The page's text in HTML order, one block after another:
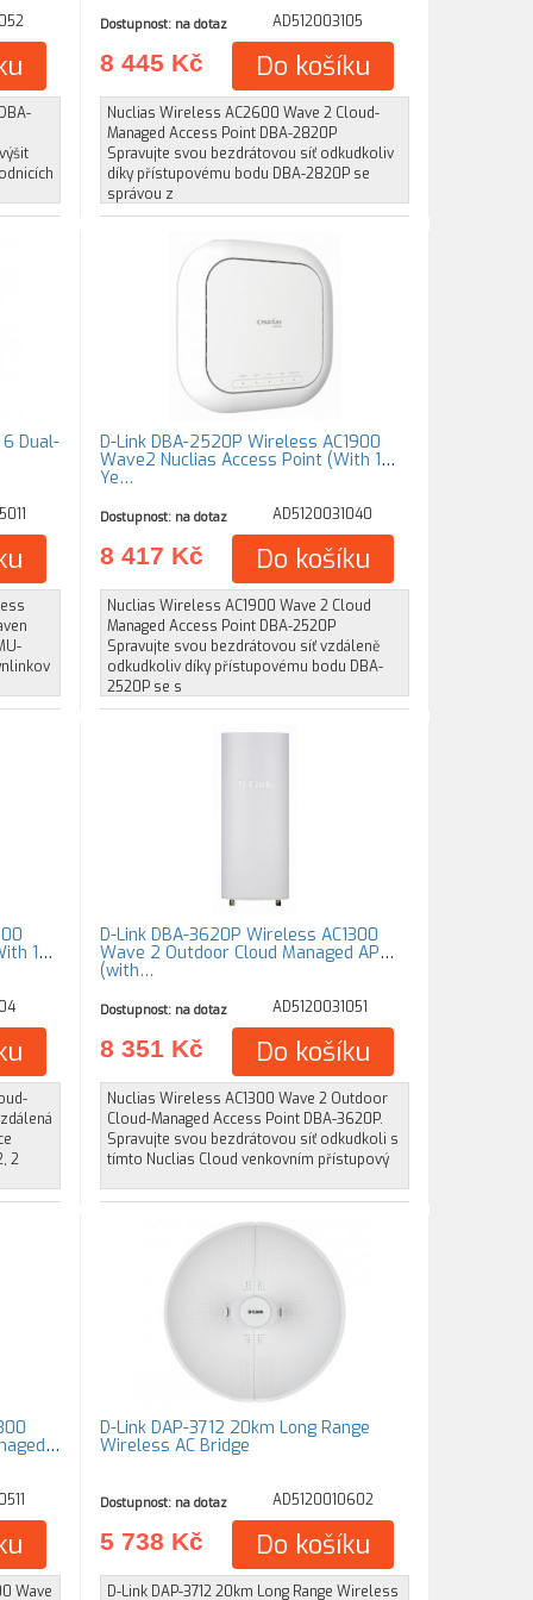
Dostupnost: na dotaz AD512003105
8 445 Kč Do košíku
Nuclias Wireless AC2600 Wave 2 Cloud-
Managed Access Point DBA-2820P
Spravujte svou bezdrátovou síť odkudkoliv
díky přístupovému bodu DBA-2820P se
správou z
6 Dual- D-Link DBA-2520P Wireless AC1900
Wave2 Nuclias Access Point (With 1
Ye…
Dostupnost: na dotaz AD5120031040
8 417 Kč Do košíku
Nuclias Wireless AC1900 Wave 2 Cloud
Managed Access Point DBA-2520P
Spravujte svou bezdrátovou síť vzdáleně
odkudkoliv díky přístupovému bodu DBA-
2520P se s
1
2
D-Link DBA-3620P Wireless AC1300
Wave 2 Outdoor Cloud Managed AP
(with…
Dostupnost: na dotaz AD5120031051
8 351 Kč Do košíku
Nuclias Wireless AC1300 Wave 2 Outdoor
Cloud-Managed Access Point DBA-3620P.
Spravujte svou bezdrátovou síť odkudkoli s
tímto Nuclias Cloud venkovním přístupový
Wave
D-Link DAP-3712 20km Long Range
Wireless AC Bridge
Dostupnost: na dotaz AD5120010602
5 738 Kč Do košíku
D-Link DAP-3712 20km Long Range Wireless